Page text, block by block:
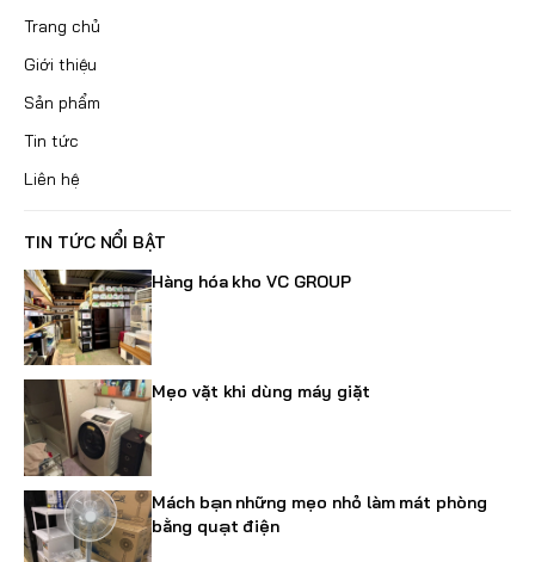
Trang chủ
Giới thiệu
Sản phẩm
Tin tức
Liên hệ
TIN TỨC NỔI BẬT
Hàng hóa kho VC GROUP
Mẹo vặt khi dùng máy giặt
Mách bạn những mẹo nhỏ làm mát phòng
bằng quạt điện